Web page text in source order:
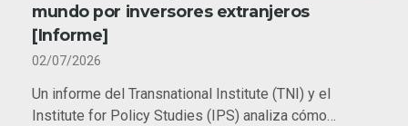
mundo por inversores extranjeros
[Informe]
02/07/2026
Un informe del Transnational Institute (TNI) y el
Institute for Policy Studies (IPS) analiza cómo…